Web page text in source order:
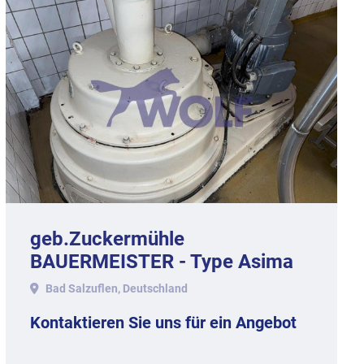
Produktende vor
werden und eine
Scheiben leicht
Steuerung selbst ist
regeln.
geb.Zuckermühle
BAUERMEISTER - Type Asima
AP 80
Bad Salzuflen, Deutschland
Kontaktieren Sie uns für ein Angebot